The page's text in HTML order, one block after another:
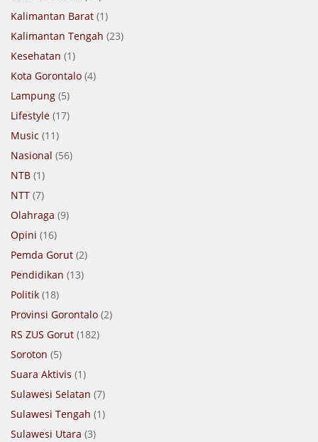
Kalimantan Barat (1)
Kalimantan Tengah (23)
Kesehatan (1)
Kota Gorontalo (4)
Lampung (5)
Lifestyle (17)
Music (11)
Nasional (56)
NTB (1)
NTT (7)
Olahraga (9)
Opini (16)
Pemda Gorut (2)
Pendidikan (13)
Politik (18)
Provinsi Gorontalo (2)
RS ZUS Gorut (182)
Soroton (5)
Suara Aktivis (1)
Sulawesi Selatan (7)
Sulawesi Tengah (1)
Sulawesi Utara (3)